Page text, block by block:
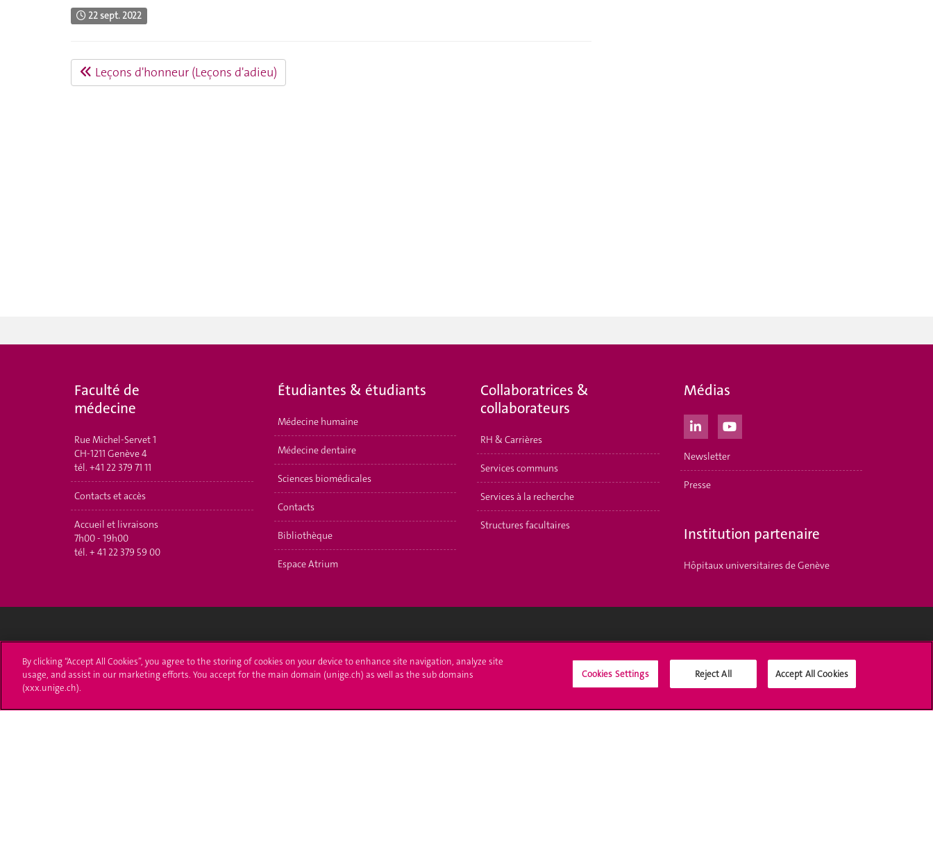
22 sept. 2022
Leçons d'honneur (Leçons d'adieu)
Faculté de
médecine
Rue Michel-Servet 1
CH-1211 Genève 4
tél. +41 22 379 71 11
Contacts et accès
Accueil et livraisons
7h00 - 19h00
tél. + 41 22 379 59 00
Étudiantes & étudiants
Médecine humaine
Médecine dentaire
Sciences biomédicales
Contacts
Bibliothèque
Espace Atrium
Collaboratrices &
collaborateurs
RH & Carrières
Services communs
Services à la recherche
Structures facultaires
Médias
Newsletter
Presse
Institution partenaire
Hôpitaux universitaires de Genève
24 rue du Général-Dufour
T. +41 (0)22 379 71 11
Immatriculations
Démarches administratives Médias
By clicking “Accept All Cookies”, you agree to the storing of cookies on your device to enhance site navigation, analyze site
usage, and assist in our marketing efforts. You accept for the main domain (unige.ch) as well as the sub domains
(xxx.unige.ch).
Cookies Settings Reject All Accept All Cookies